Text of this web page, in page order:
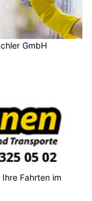
GmbH
Fahrten im